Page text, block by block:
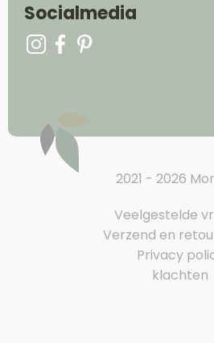
Socialmedia
2021 - 2026
Veelgestelde
Verzend en
Privacy
klachten